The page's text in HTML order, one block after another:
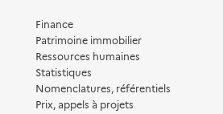
Finance
Patrimoine immobilier
Ressources humaines
Statistiques
Nomenclatures, référentiels
Prix, appels à projets